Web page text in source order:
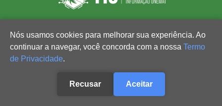
Nós usamos cookies para melhorar sua experiência. Ao
continuar a navegar, você concorda com a nossa Termo
de Privacidade.
Recusar Aceitar